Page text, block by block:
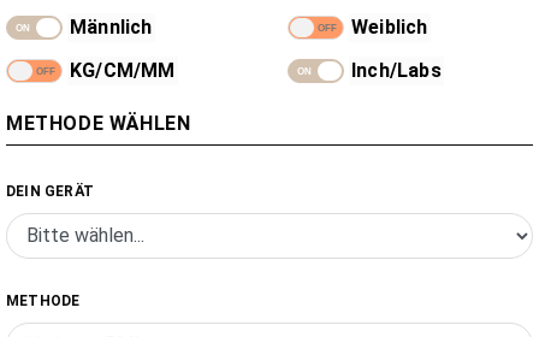
Männlich
Weiblich
KG/CM/MM
Inch/Labs
METHODE WÄHLEN
DEIN GERÄT
METHODE